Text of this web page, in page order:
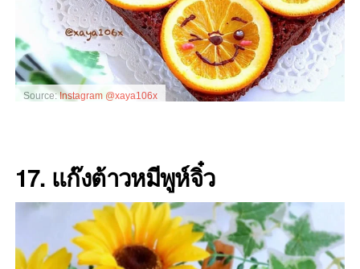
Source:Instagram @xaya106x
17. แก๊งต้าวหมีพูห์จิ๋ว